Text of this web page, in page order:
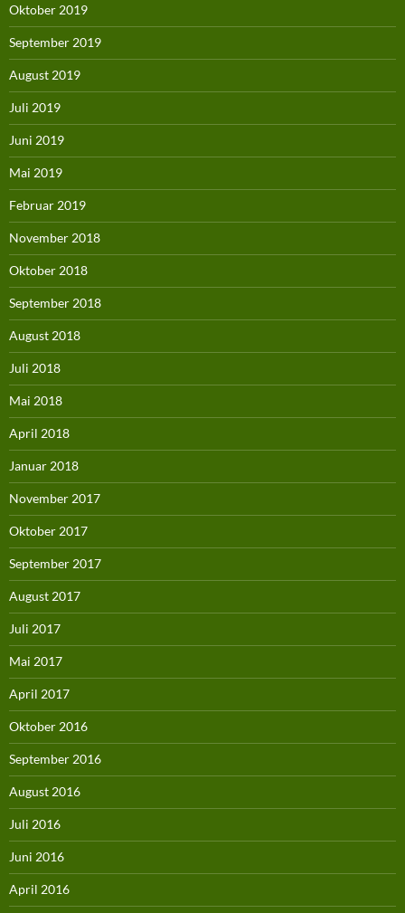
Oktober 2019
September 2019
August 2019
Juli 2019
Juni 2019
Mai 2019
Februar 2019
November 2018
Oktober 2018
September 2018
August 2018
Juli 2018
Mai 2018
April 2018
Januar 2018
November 2017
Oktober 2017
September 2017
August 2017
Juli 2017
Mai 2017
April 2017
Oktober 2016
September 2016
August 2016
Juli 2016
Juni 2016
April 2016